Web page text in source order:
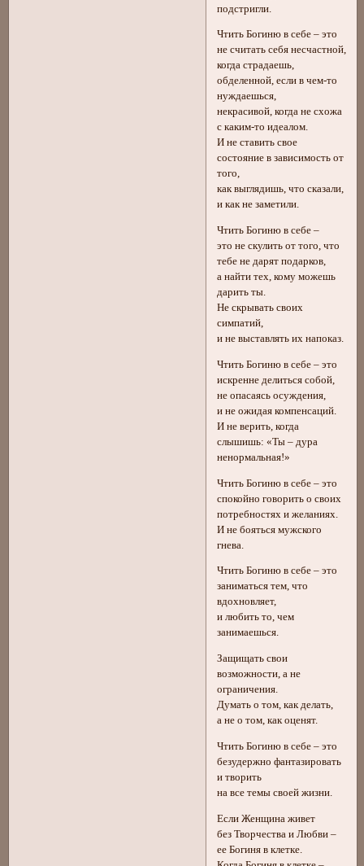
подстригли.
Чтить Богиню в себе – это
не считать себя несчастной,
когда страдаешь,
обделенной, если в чем-то
нуждаешься,
некрасивой, когда не схожа
с каким-то идеалом.
И не ставить свое
состояние в зависимость от
того,
как выглядишь, что сказали,
и как не заметили.
Чтить Богиню в себе –
это не скулить от того, что
тебе не дарят подарков,
а найти тех, кому можешь
дарить ты.
Не скрывать своих
симпатий,
и не выставлять их напоказ.
Чтить Богиню в себе – это
искренне делиться собой,
не опасаясь осуждения,
и не ожидая компенсаций.
И не верить, когда
слышишь: «Ты – дура
ненормальная!»
Чтить Богиню в себе – это
спокойно говорить о своих
потребностях и желаниях.
И не бояться мужского
гнева.
Чтить Богиню в себе – это
заниматься тем, что
вдохновляет,
и любить то, чем
занимаешься.
Защищать свои
возможности, а не
ограничения.
Думать о том, как делать,
а не о том, как оценят.
Чтить Богиню в себе – это
безудержно фантазировать
и творить
на все темы своей жизни.
Если Женщина живет
без Творчества и Любви –
ее Богиня в клетке.